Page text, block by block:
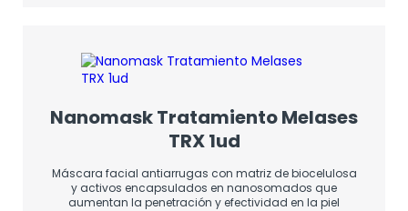
Nanomask Tratamiento Melases
TRX 1ud
Máscara facial antiarrugas con matriz de biocelulosa
y activos encapsulados en nanosomados que
aumentan la penetración y efectividad en la piel